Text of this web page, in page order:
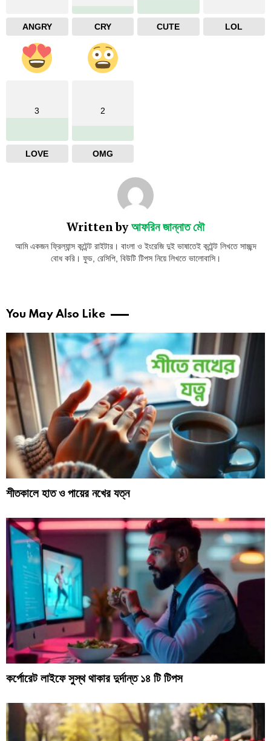
ANGRY CRY CUTE LOL
3
LOVE
2
OMG
Written byআফরিন জান্নাত মৌ
আমি একজন ফ্রিল্যান্স কন্টেন্ট রাইটার। বাংলা ও ইংরেজি দুই ভাষাতেই কন্টেন্ট লিখতে সাচ্ছন্দ
বোধ করি। ফুড, রেসিপি, বিউটি টিপস নিয়ে লিখতে ভালোবাসি।
You May Also Like
শীতকালে হাত ও পায়ের নখের যত্ন
কর্পোরেট লাইফে সুস্থ থাকার দুর্দান্ত ১৪ টি টিপস